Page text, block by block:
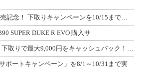
新型「RESO」インカム発売記念！ 下取りキャンペーンを10/15まで延長して開
SUPER DUKE R EVO 購入サ
B+COM 最新モデル購入・下取りで最大9,000円をキャッシュバック！「B+F
ポートキャンペーン」を8/1～10/31まで実